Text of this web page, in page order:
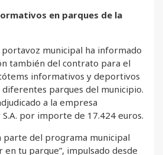
en parques de la
municipal ha informado
también del contrato para el
informativos y deportivos
diferentes parques del municipio.
a la empresa
S.A. por importe de 17.424 euros.
parte del programa municipal
en tu parque”, impulsado desde